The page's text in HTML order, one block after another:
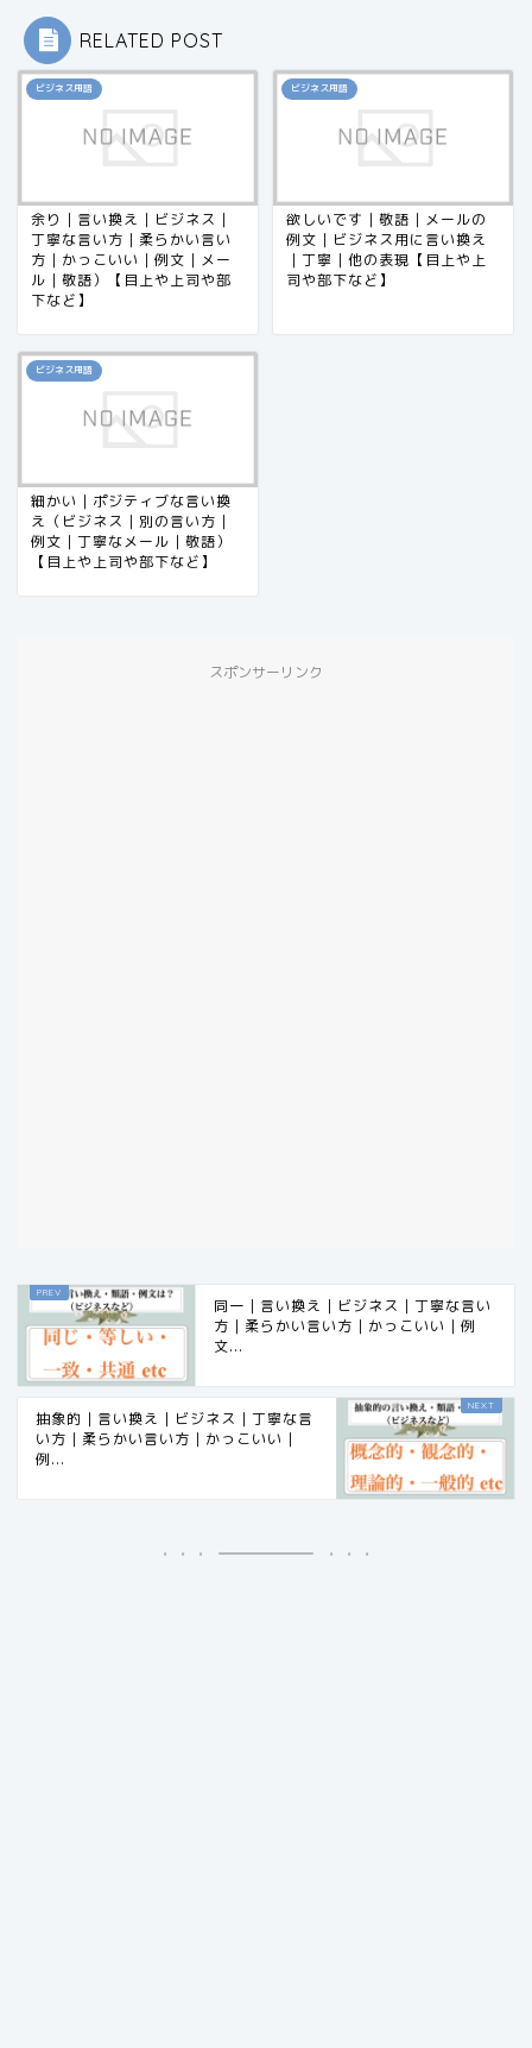
RELATED POST
ビジネス用語
余り｜言い換え｜ビジネス｜
丁寧な言い方｜柔らかい言い
方｜かっこいい｜例文｜メー
ル｜敬語）【目上や上司や部
下など】
ビジネス用語
欲しいです｜敬語｜メールの
例文｜ビジネス用に言い換え
｜丁寧｜他の表現【目上や上
司や部下など】
ビジネス用語
細かい｜ポジティブな言い換
え（ビジネス｜別の言い方｜
例文｜丁寧なメール｜敬語）
【目上や上司や部下など】
スポンサーリンク
同一｜言い換え｜ビジネス｜丁寧な言い
方｜柔らかい言い方｜かっこいい｜例
文...
抽象的｜言い換え｜ビジネス｜丁寧な言
い方｜柔らかい言い方｜かっこいい｜
例...